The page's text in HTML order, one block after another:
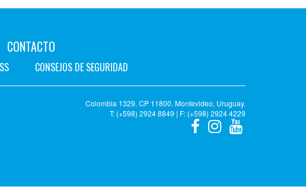
CONTACTO
CONSEJOS DE SEGURIDAD
Colombia 1329. CP 11800. Montevideo, Uruguay.
T: (+598) 2924 8849 | F: (+598) 2924 4229